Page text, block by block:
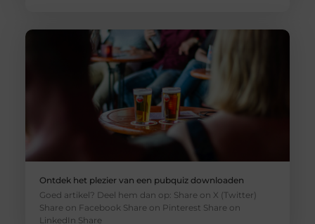
Ontdek het plezier van een pubquiz downloaden
Goed artikel? Deel hem dan op: Share on X (Twitter)
Share on Facebook Share on Pinterest Share on
LinkedIn Share